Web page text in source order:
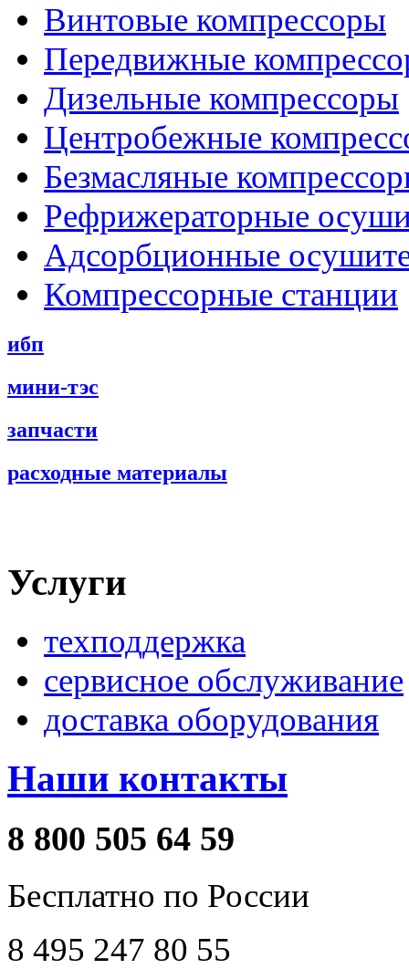
Винтовые компрессоры
Передвижные
Дизельные компрессоры
Центробежные
Безмасляные
Рефрижераторные
Адсорбционные
Компрессорные станции
ибп
мини-тэс
запчасти
расходные материалы
Услуги
техподдержка
сервисное обслуживание
доставка оборудования
Наши контакты
8 800 505 64 59
Бесплатно по России
8 495 247 80 55